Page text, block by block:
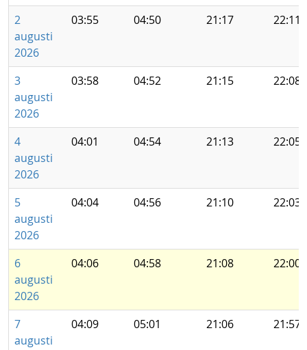
2
augusti
2026
03:55 04:50 21:17 22:11
3
augusti
2026
03:58 04:52 21:15 22:08
4
augusti
2026
04:01 04:54 21:13 22:05
5
augusti
2026
04:04 04:56 21:10 22:03
6
augusti
2026
04:06 04:58 21:08 22:00
7
augusti
04:09 05:01 21:06 21:57